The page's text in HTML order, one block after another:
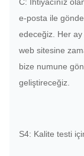
e-posta ile
edeceğiz. Her ay
web sitesine
bize numune
geliştireceğiz.
S4: Kalite testi